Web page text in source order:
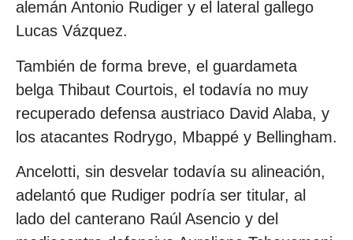
alemán Antonio Rudiger y el lateral gallego
Lucas Vázquez.
También de forma breve, el guardameta
belga Thibaut Courtois, el todavía no muy
recuperado defensa austriaco David Alaba, y
los atacantes Rodrygo, Mbappé y Bellingham.
Ancelotti, sin desvelar todavía su alineación,
adelantó que Rudiger podría ser titular, al
lado del canterano Raúl Asencio y del